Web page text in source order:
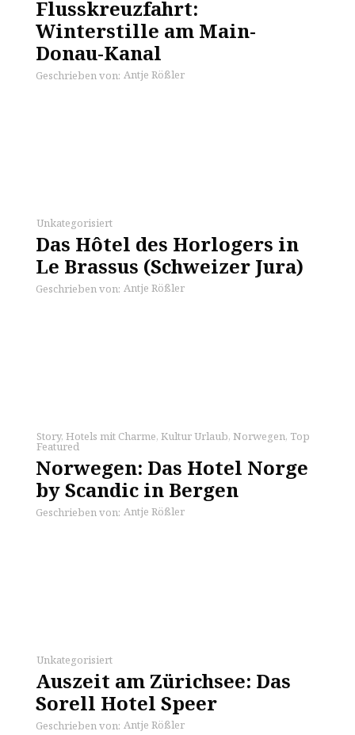
Flusskreuzfahrt:
Winterstille am Main-
Donau-Kanal
Geschrieben von: Antje Rößler
Unkategorisiert
Das Hôtel des Horlogers in
Le Brassus (Schweizer Jura)
Geschrieben von: Antje Rößler
Story, Hotels mit Charme, Kultur Urlaub, Norwegen, Top
Featured
Norwegen: Das Hotel Norge
by Scandic in Bergen
Geschrieben von: Antje Rößler
Unkategorisiert
Auszeit am Zürichsee: Das
Sorell Hotel Speer
Geschrieben von: Antje Rößler